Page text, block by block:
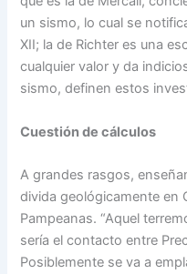
un sismo, lo cual se
XII; la de Richter es una
cualquier valor y da
sismo, definen estos
Cuestión de cálculos
A grandes rasgos,
divida geológicamente en
Pampeanas. “Aquel
sería el contacto entre
Posiblemente se va a